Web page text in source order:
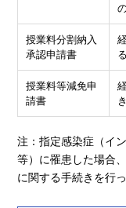
授業料分割納入
承認申請書
授業料等減免申
請書
き
注：指定感染症（イ
等）に罹患した場合
に関する手続きを行